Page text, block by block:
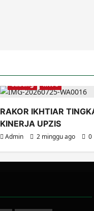
Cabang MWC
RAKOR IKHTIAR
KINERJA UPZIS
Admin 2 minggu ago 0